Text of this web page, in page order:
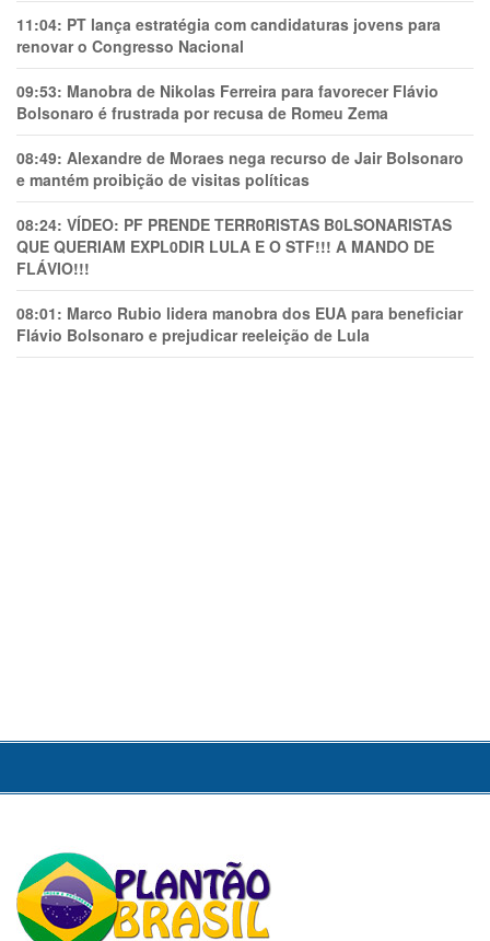
11:04: PT lança estratégia com candidaturas jovens para
renovar o Congresso Nacional
09:53: Manobra de Nikolas Ferreira para favorecer Flávio
Bolsonaro é frustrada por recusa de Romeu Zema
08:49: Alexandre de Moraes nega recurso de Jair Bolsonaro
e mantém proibição de visitas políticas
08:24: VÍDEO: PF PRENDE TERR0RlSTAS B0LSONARlSTAS
QUE QUERIAM EXPL0DlR LULA E O STF!!! A MANDO DE
FLÁVIO!!!
08:01: Marco Rubio lidera manobra dos EUA para beneficiar
Flávio Bolsonaro e prejudicar reeleição de Lula